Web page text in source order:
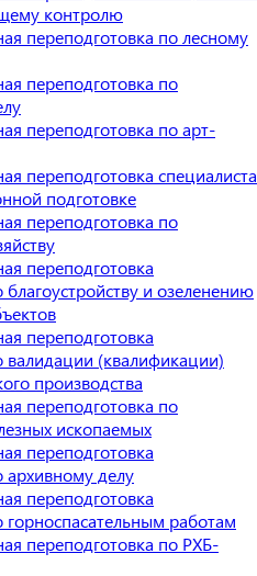
контролю
переподготовка по лесному
переподготовка по
переподготовка по арт-
переподготовка специалиста
подготовке
переподготовка по
переподготовка
благоустройству и озеленению
переподготовка
валидации (квалификации)
производства
переподготовка по
ископаемых
переподготовка
архивному делу
переподготовка
горноспасательным работам
переподготовка по РХБ-